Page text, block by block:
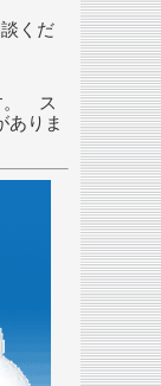
くだ
。 ス
ありま